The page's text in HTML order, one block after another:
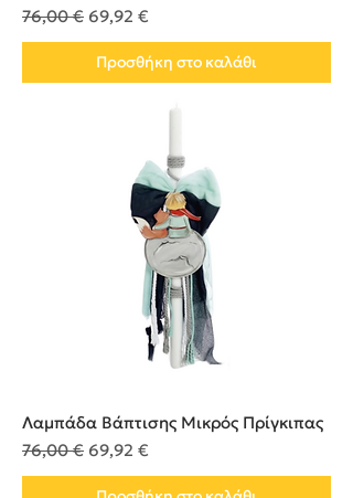
Κανονική τιμή
76,00 € Τιμή Έκπτωσης
69,92 €
Προσθήκη στο καλάθι
Λαμπάδα Βάπτισης Μικρός Πρίγκιπας
Κανονική τιμή
76,00 € Τιμή Έκπτωσης
69,92 €